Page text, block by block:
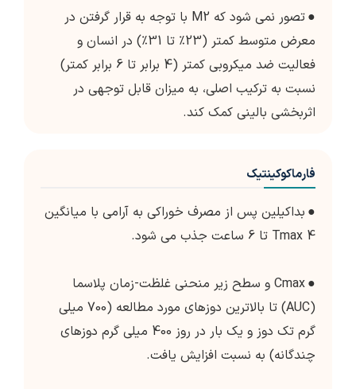
●
تصور نمی شود که M2 با توجه به قرار گرفتن در
معرض متوسط کمتر (23٪ تا 31٪) در انسان و
فعالیت ضد میکروبی کمتر (4 برابر تا 6 برابر کمتر)
نسبت به ترکیب اصلی، به میزان قابل توجهی در
اثربخشی بالینی کمک کند.
فارماکوکینتیک
● بداکیلین پس از مصرف خوراکی به آرامی با میانگین
Tmax 4 تا 6 ساعت جذب می شود.
●
Cmax و سطح زیر منحنی غلظت-زمان پلاسما
(AUC) تا بالاترین دوزهای مورد مطالعه (700 میلی
گرم تک دوز و یک بار در روز 400 میلی گرم دوزهای
چندگانه) به نسبت افزایش یافت.